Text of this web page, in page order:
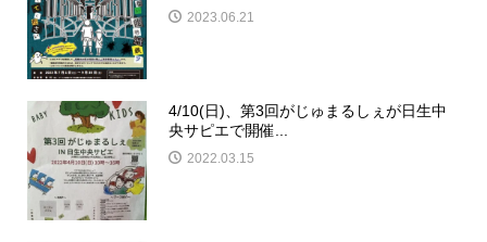
2023.06.21
4/10(日)、第3回がじゅまるしぇが日生中
央サピエで開催...
2022.03.15